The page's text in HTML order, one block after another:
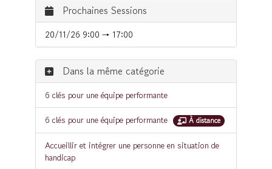
Prochaines Sessions
20/11/26 9:00 → 17:00
Dans la même catégorie
6 clés pour une équipe performante
6 clés pour une équipe performante À distance
Accueillir et intégrer une personne en situation de
handicap